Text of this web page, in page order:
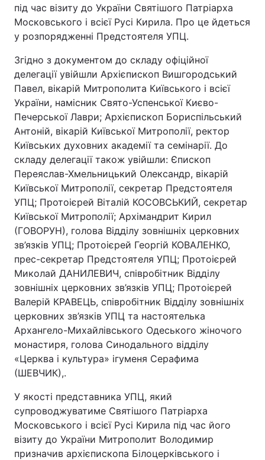
Головна Війна
Україна Політика
Світ
Спорт Наука
Техно і зв'язок Лайт
Зброя Інциденти
Здоров'я Туризм
Цікавинки Погода
Лонгріди
Відео з Youtube Статті
під час візиту до України Святішого Патріарха
Московського і всієї Русі Кирила. Про це йдеться
у розпорядженні Предстоятеля УПЦ.
Згідно з документом до складу офіційної
делегації увійшли Архієпископ Вишгородський
Павел, вікарій Митрополита Київського і всієї
України, намісник Свято-Успенської Києво-
Печерської Лаври; Архієпископ Бориспільський
Антоній, вікарій Київської Митрополії, ректор
Київських духовних академії та семінарії. До
складу делегації також увійшли: Єпископ
Переяслав-Хмельницький Олександр, вікарій
Київської Митрополії, секретар Предстоятеля
УПЦ; Протоієрей Віталій КОСОВСЬКИЙ, секретар
Київської Митрополії; Архімандрит Кирил
(ГОВОРУН), голова Відділу зовнішніх церковних
зв’язків УПЦ; Протоієрей Георгій КОВАЛЕНКО,
прес-секретар Предстоятеля УПЦ; Протоієрей
Миколай ДАНИЛЕВИЧ, співробітник Відділу
зовнішніх церковних зв’язків УПЦ; Протоієрей
Валерій КРАВЕЦЬ, співробітник Відділу зовнішніх
церковних зв’язків УПЦ та настоятелька
Архангело-Михайлівського Одеського жіночого
монастиря, голова Синодального відділу
«Церква і культура» ігуменя Серафима
(ШЕВЧИК),.
У якості представника УПЦ, який
супроводжуватиме Святішого Патріарха
Московського і всієї Русі Кирила під час його
візиту до України Митрополит Володимир
призначив архієпископа Білоцерківського і